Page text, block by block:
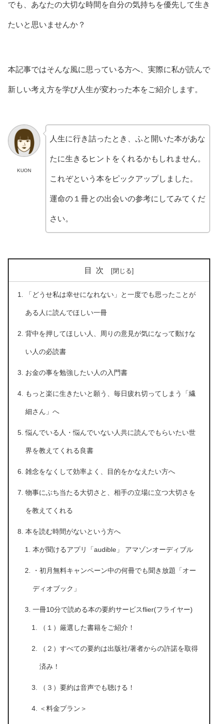
でも、あなたの大切な時間を自分の気持ちを優先して生き
たいと思いませんか？
本記事ではそんな風に思っている方へ、実際に私が読んで
新しい考え方を学び人生が変わった本をご紹介します。
KUON
人生に行き詰ったとき、ふと開いた本があな
たに生きるヒントをくれるかもしれません。
これぞという本をピックアップしました。
運命の１冊との出会いの参考にしてみてくだ
さい。
目次
「どうせ私は幸せになれない」と一度でも思ったことが
ある人に読んでほしい一冊
背中を押してほしい人、周りの意見が気になって動けな
い人の必読書
お金の事を勉強したい人の入門書
もっと楽に生きたいと願う、毎日疲れ切ってしまう「繊
細さん」へ
悩んでいる人・悩んでいない人共に読んでもらいたい世
界を教えてくれる良書
雑念をなくして効率よく、目的をかなえたい方へ
物事にぶち当たる大切さと、相手の立場に立つ大切さを
を教えてくれる
本を読む時間がないという方へ
本が聞けるアプリ「audible」 アマゾンオーディブル
・初月無料キャンペーン中の何冊でも聞き放題「オー
ディオブック」
一冊10分で読める本の要約サービスflier(フライヤー)
（１）厳選した書籍をご紹介！
（２）すべての要約は出版社/著者からの許諾を取得
済み！
（３）要約は音声でも聴ける！
＜料金プラン＞